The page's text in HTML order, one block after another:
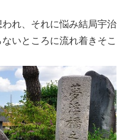
れ、それに悩み結局宇治
いところに流れ着きそこ